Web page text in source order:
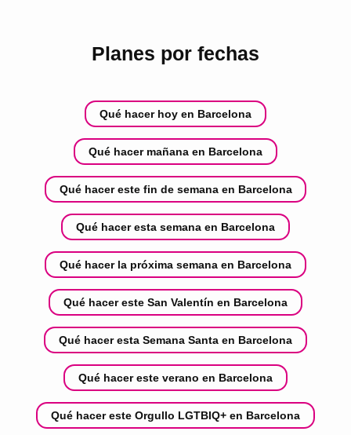
Planes por fechas
Qué hacer hoy en Barcelona
Qué hacer mañana en Barcelona
Qué hacer este fin de semana en Barcelona
Qué hacer esta semana en Barcelona
Qué hacer la próxima semana en Barcelona
Qué hacer este San Valentín en Barcelona
Qué hacer esta Semana Santa en Barcelona
Qué hacer este verano en Barcelona
Qué hacer este Orgullo LGTBIQ+ en Barcelona